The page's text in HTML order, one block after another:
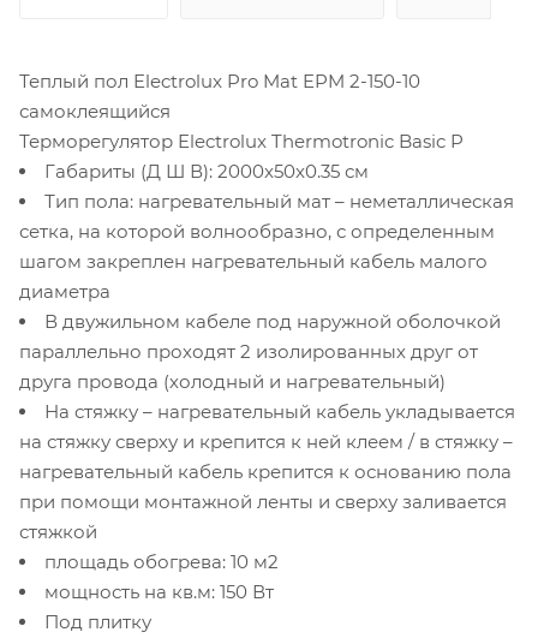
Теплый пол Electrolux Pro Mat EPM 2-150-10
самоклеящийся
Терморегулятор Electrolux Thermotronic Basic P
Габариты (Д Ш В): 2000x50x0.35 см
Тип пола: нагревательный мат – неметаллическая
сетка, на которой волнообразно, с определенным
шагом закреплен нагревательный кабель малого
диаметра
В двужильном кабеле под наружной оболочкой
параллельно проходят 2 изолированных друг от
друга провода (холодный и нагревательный)
На стяжку – нагревательный кабель укладывается
на стяжку сверху и крепится к ней клеем / в стяжку –
нагревательный кабель крепится к основанию пола
при помощи монтажной ленты и сверху заливается
стяжкой
площадь обогрева: 10 м2
мощность на кв.м: 150 Вт
Под плитку